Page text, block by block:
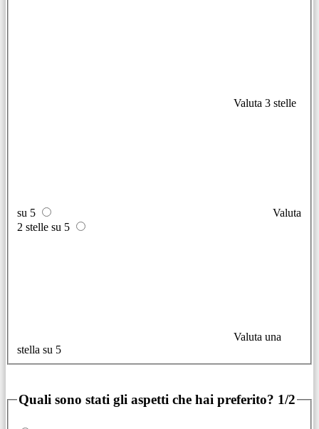
Valuta 3 stelle
su 5
Valuta
2 stelle su 5
Valuta una
stella su 5
Quali sono stati gli aspetti che hai preferito? 1/2